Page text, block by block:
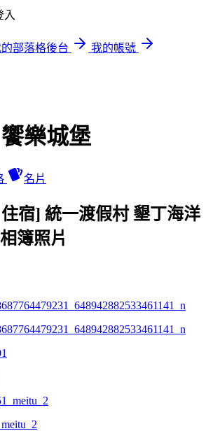
入
部落格後台
我的帳號
樂城堡
名片
宿] 統一渡假村 墾丁海洋
簿照片